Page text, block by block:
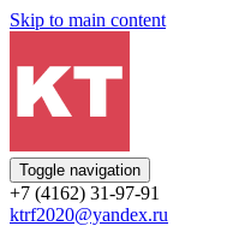
Skip to main content
Toggle navigation
+7 (4162) 31-97-91
ktrf2020@yandex.ru